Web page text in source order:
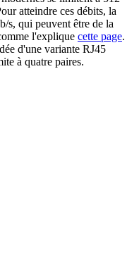
atteindre ces débits, la
s, qui peuvent être de la
l'explique cette page.
d'une variante RJ45
à quatre paires.